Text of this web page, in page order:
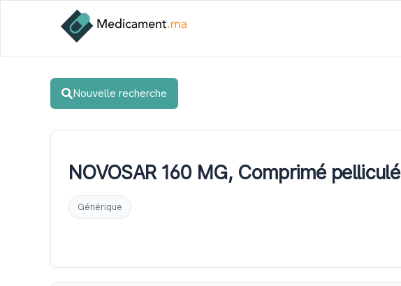
Nouvelle recherche
NOVOSAR 160 MG, Comprimé pelliculé
Générique